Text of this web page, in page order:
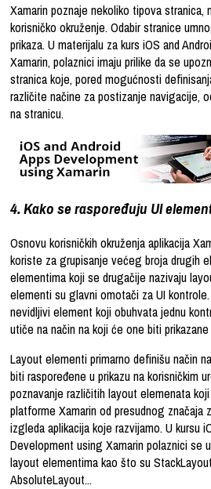
Xamarin poznaje nekoliko tipova
korisničko okruženje. Odabir stranice
prikaza. U materijalu za kurs iOS and
Xamarin, polaznici imaju prilike da se
stranica koje, pored mogućnosti
različite načine za postizanje navigacije,
na stranicu.
4. Kako se raspoređuju UI
Osnovu korisničkih okruženja aplikacija
koriste za grupisanje većeg broja drugih
elementima koji se drugačije nazivaju
elementi su glavni omotači za UI
nevidljivi element koji obuhvata jednu
utiče na način na koji će one biti
Layout elementi primarno definišu način
biti raspoređene u prikazu na korisničkim
poznavanje različitih layout elemenata
platforme Xamarin od presudnog značaja
izgleda aplikacija koje razvijamo. U kursu
Development using Xamarin polaznici se
layout elementima kao što su
AbsoluteLayout...